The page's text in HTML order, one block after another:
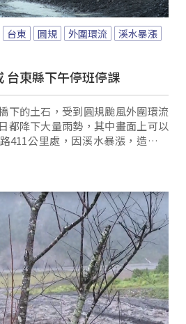
台東 圓規 外圍環流
溪水暴漲
台東縣下午停班停課
下的土石，受到圓規颱風外圍環流
都降下大量雨勢，其中畫面上可以
411公里處，因溪水暴漲，造成土
急封住南下車道，執...。